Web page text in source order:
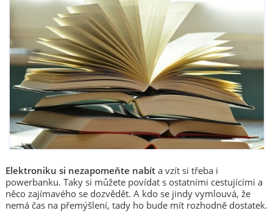
Elektroniku si nezapomeňte nabít a vzít si třeba i
powerbanku. Taky si můžete povídat s ostatními cestujícími a
něco zajímavého se dozvědět. A kdo se jindy vymlouvá, že
nemá čas na přemýšlení, tady ho bude mít rozhodně dostatek.